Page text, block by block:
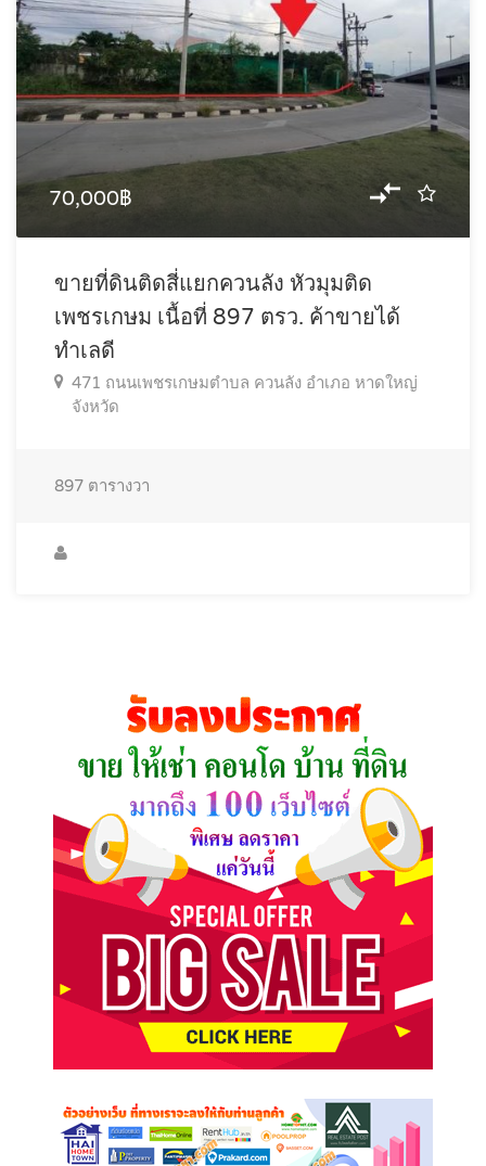
70,000฿
ขายที่ดินติดสี่แยกควนลัง หัวมุมติด
เพชรเกษม เนื้อที่ 897 ตรว. ค้าขายได้
ทำเลดี
471 ถนนเพชรเกษมตำบล ควนลัง อำเภอ หาดใหญ่
จังหวัด
897 ตารางวา